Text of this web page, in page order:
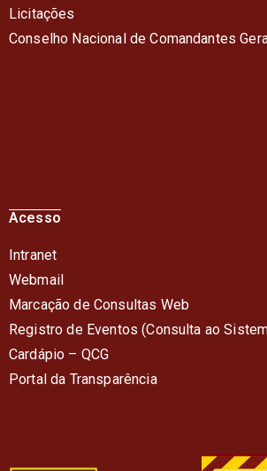
Licitações
Conselho Nacional de Comandantes
Acesso
Intranet
Webmail
Marcação de Consultas Web
Registro de Eventos (Consulta ao
Cardápio – QCG
Portal da Transparência